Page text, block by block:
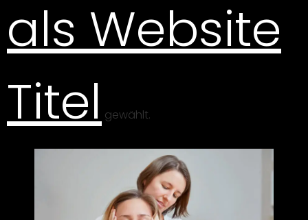
als Website
Titel gewählt.